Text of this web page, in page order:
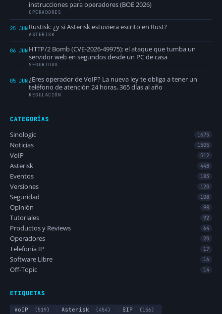
instrucciones para operadores (BOE 2026)
OPERADORES
25 JUN Rustisk: ¿y si Asterisk estuviera escrito en Rust?
ASTERISK
06 JUN HTTP/2 Bomb (CVE-2026-49975): el ataque que tumba un
servidor web en segundos desde un PC de casa
SEGURIDAD
05 JUN¿Eres operador de VoIP? La nueva ley te obliga a tener un
teléfono de atención 24 horas, 365 días al año
REGULACIÓN
CATEGORÍAS
Sinologic 1675
Noticias 1505
VoIP 512
Asterisk 448
Eventos 183
Versiones 120
Seguridad 108
Opinión 98
Tutoriales 92
Productos y Reviews 64
Operadores 20
Telefonía IP 17
Software Libre 16
Off-Topic 14
ETIQUETAS
VoIP (519) Asterisk (454) SIP (156)